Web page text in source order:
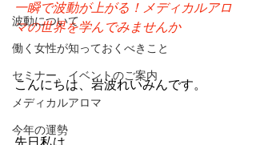
波動について
働く女性が知っておくべきこと
セミナー、イベントのご案内
メディカルアロマ
今年の運勢
一瞬で波動が上がる！メディカルアロ
マの世界を学んでみませんか
こんにちは、岩波れいみんです。
先日私は、